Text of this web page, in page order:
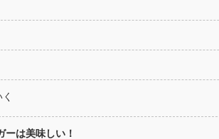
ーは美味しい！